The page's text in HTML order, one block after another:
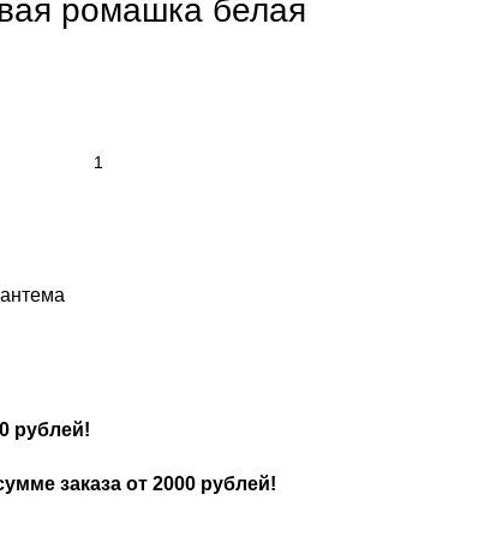
ромашка белая
рублей!
заказа от 2000 рублей!